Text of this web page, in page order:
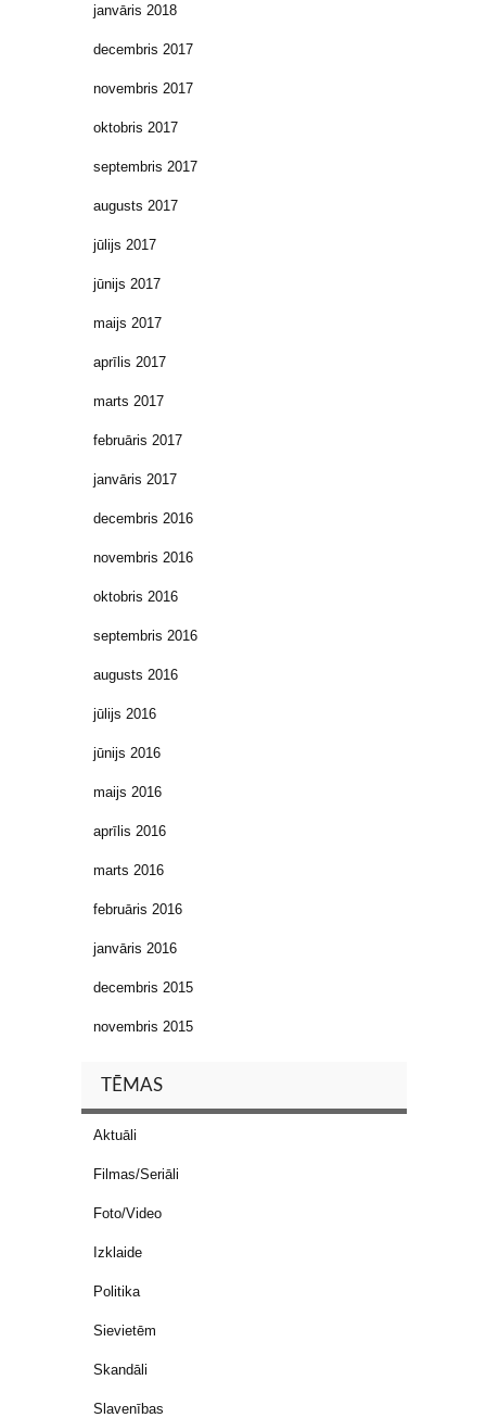
janvāris 2018
decembris 2017
novembris 2017
oktobris 2017
septembris 2017
augusts 2017
jūlijs 2017
jūnijs 2017
maijs 2017
aprīlis 2017
marts 2017
februāris 2017
janvāris 2017
decembris 2016
novembris 2016
oktobris 2016
septembris 2016
augusts 2016
jūlijs 2016
jūnijs 2016
maijs 2016
aprīlis 2016
marts 2016
februāris 2016
janvāris 2016
decembris 2015
novembris 2015
TĒMAS
Aktuāli
Filmas/Seriāli
Foto/Video
Izklaide
Politika
Sievietēm
Skandāli
Slavenības